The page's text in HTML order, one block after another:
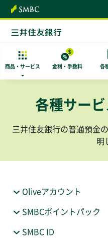
本文へ
商品・ サービス 金利・手数料 各
各種サー
三井住友銀行の普通預金
明
Oliveアカウント
SMBCポイントパック
SMBC ID